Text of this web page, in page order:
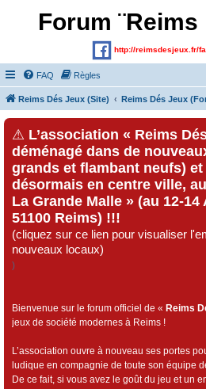
Forum ¨Reims
http://reimsdesjeux.fr/
FAQ Règles
Reims Dés Jeux (Site) Reims Dés Jeux
⚠ L’association « Reims
déménagé dans de
grands et flambant neufs)
désormais en centre ville,
La Grande Malle » (au 12-14
51100 Reims) !!!
(cliquez sur ce lien pour visualiser
nouveaux locaux)
)
Bienvenue sur le forum officiel de « Reims
jeux de société modernes à Reims !
L’association ouvre à nouveau ses portes
ludique en compagnie de toute son équipe
De ce fait, si vous avez le goût du jeu et un